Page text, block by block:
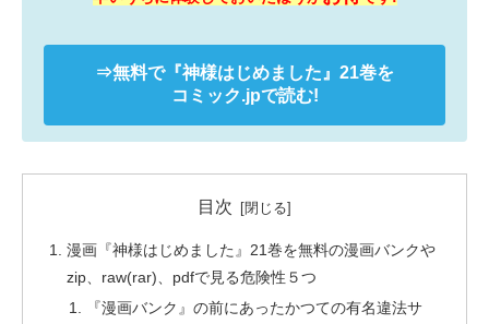
⇒無料で『神様はじめました』 21巻を
コミック.jpで読む!
目次
漫画『神様はじめました』21巻を無料の漫画バンクや
zip、raw(rar)、pdfで見る危険性５つ
『漫画バンク』の前にあったかつての有名違法サ